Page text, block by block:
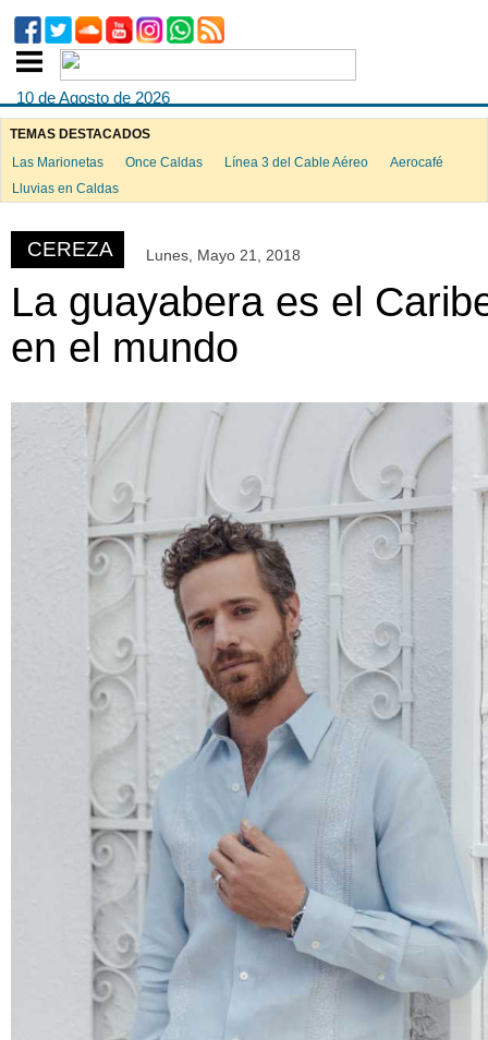
10 de Agosto de 2026
TEMAS DESTACADOS
Las Marionetas
Once Caldas Línea 3 del Cable Aéreo
Aerocafé
Lluvias en Caldas
CEREZA Lunes, Mayo 21, 2018
La guayabera es el
en el mundo